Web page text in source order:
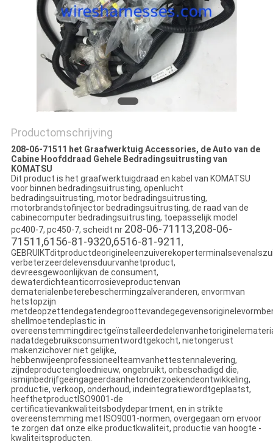
Productomschrijving
208-06-71511 het Graafwerktuig Accessories, de Auto van de
Cabine Hoofddraad Gehele Bedradingsuitrusting van
KOMATSU
Dit product is het graafwerktuigdraad en kabel van KOMATSU
voor binnen bedradingsuitrusting, openlucht
bedradingsuitrusting, motor bedradingsuitrusting,
motorbrandstofinjector bedradingsuitrusting, de raad van de
cabinecomputer bedradingsuitrusting, toepasselijk model
pc400-7, pc450-7, scheidt nr 208-06-71113,208-06-
71511,6156-81-9320,6516-81-9211,
verbeterzeerdelevensduurvanhetproduct,
devreesgewoonlijkvan de consument,
dewaterdichteanticorrosieveproductenvan
dematerialenbeterebeschermingzalveranderen, envormvan
hetstopzijn
shellmoetendeplastic in
nadatdegebruiksconsumentwordtgekocht, nietongerust
makenzichover niet gelijke,
hebbenwijeenprofessioneelteamvanhettestennalevering,
zijndeproductengloednieuw, ongebruikt, onbeschadigd die,
ismijnbedrijfgeëngageerdaanhetonderzoekendeontwikkeling,
productie, verkoop, onderhoud, indeintegratiewordtgeplaatst,
heefthetproductISO9001-de
certificatievankwaliteitsbodydepartment, en in strikte
overeenstemming met ISO9001-normen, overgegaan om ervoor
te zorgen dat onze elke productkwaliteit, productie van hoogte -
kwaliteitsproducten.